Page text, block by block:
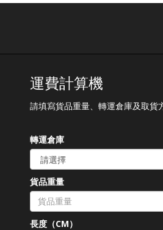
運費計算機
請填寫貨品重量、轉運倉庫及取貨
轉運倉庫
貨品重量
長度（CM）